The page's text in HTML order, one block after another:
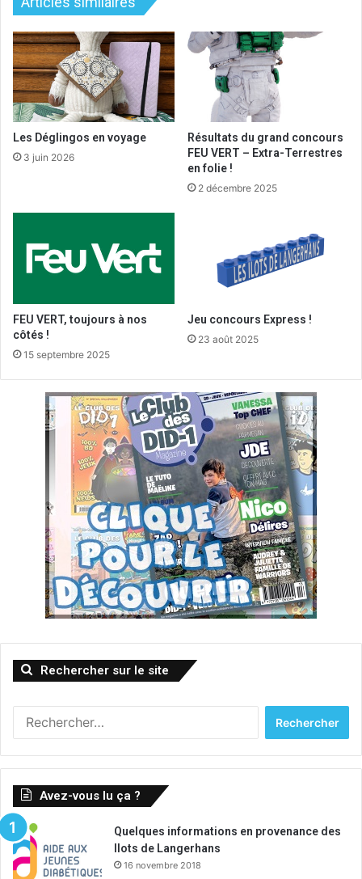
Les Déglingos en voyage
3 juin 2026
Résultats du grand concours
FEU VERT – Extra-Terrestres
en folie !
2 décembre 2025
FEU VERT, toujours à nos
côtés !
15 septembre 2025
Jeu concours Express !
23 août 2025
Rechercher sur le site
Avez-vous lu ça ?
Quelques informations en provenance des
Ilots de Langerhans
16 novembre 2018